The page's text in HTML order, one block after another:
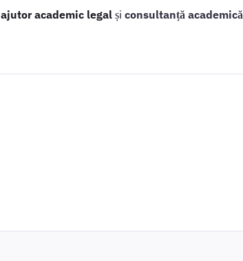
ajutor academic legal și consultanță academică